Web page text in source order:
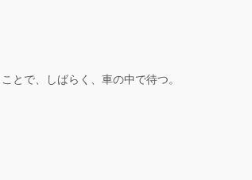
とで、しばらく、車の中で待つ。